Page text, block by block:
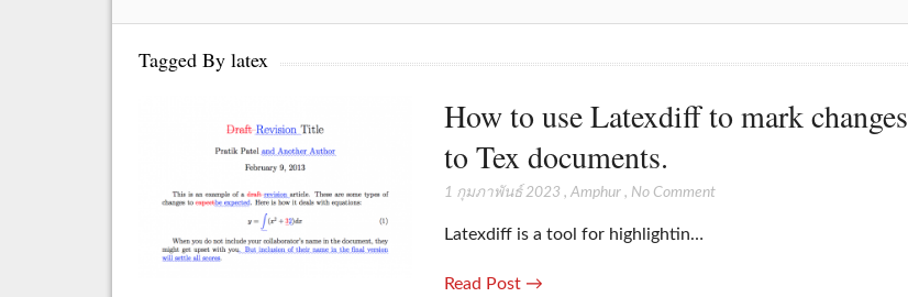
Tagged By latex
How to use Latexdiff to mark changes
to Tex documents.
1 กุมภาพันธ์ 2023 , Amphur, No Comment
Latexdiff is a tool for highlightin…
Read Post →